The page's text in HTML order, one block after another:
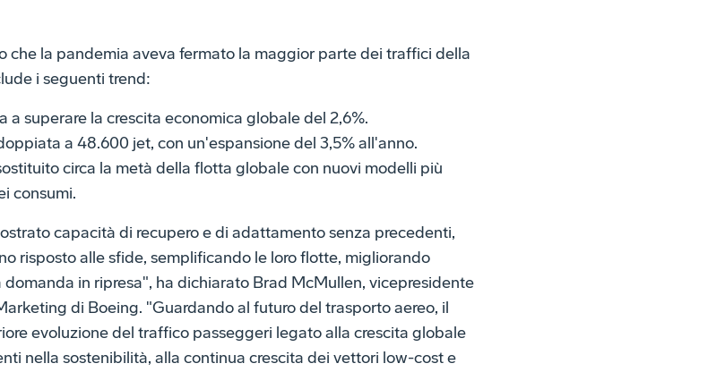
che la pandemia aveva fermato la maggior parte dei traffici della
i seguenti trend:
a superare la crescita economica globale del 2,6%.
a 48.600 jet, con un'espansione del 3,5% all'anno.
circa la metà della flotta globale con nuovi modelli più
consumi.
capacità di recupero e di adattamento senza precedenti,
risposto alle sfide, semplificando le loro flotte, migliorando
in ripresa", ha dichiarato Brad McMullen, vicepresidente
di Boeing. "Guardando al futuro del trasporto aereo, il
evoluzione del traffico passeggeri legato alla crescita globale
nella sostenibilità, alla continua crescita dei vettori low-cost e